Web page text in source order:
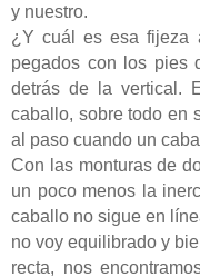
y nuestro.
¿Y cuál es esa fijeza
pegados con los pies
detrás de la vertical.
caballo, sobre todo en
al paso cuando un
Con las monturas de
un poco menos la
caballo no sigue en
no voy equilibrado y
recta, nos